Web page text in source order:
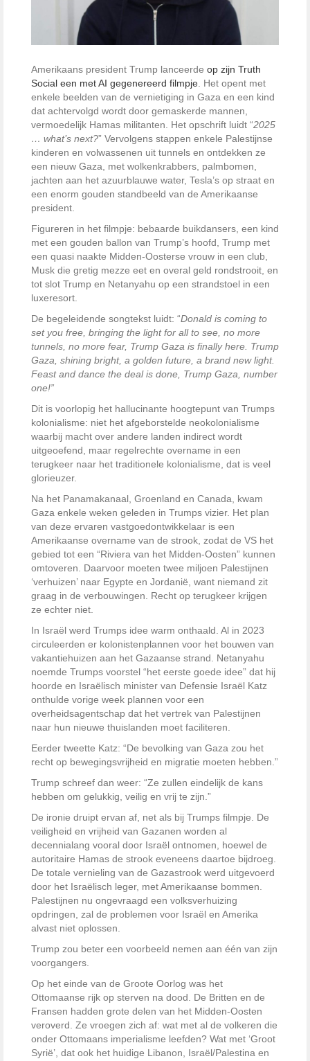
Amerikaans president Trump lanceerde op zijn Truth
Social een met AI gegenereerd filmpje . Het opent met
enkele beelden van de vernietiging in Gaza en een kind
dat achtervolgd wordt door gemaskerde mannen,
vermoedelijk Hamas militanten. Het opschrift luidt “2025
… what’s next?” Vervolgens stappen enkele Palestijnse
kinderen en volwassenen uit tunnels en ontdekken ze
een nieuw Gaza, met wolkenkrabbers, palmbomen,
jachten aan het azuurblauwe water, Tesla’s op straat en
een enorm gouden standbeeld van de Amerikaanse
president.
Figureren in het filmpje: bebaarde buikdansers, een kind
met een gouden ballon van Trump’s hoofd, Trump met
een quasi naakte Midden-Oosterse vrouw in een club,
Musk die gretig mezze eet en overal geld rondstrooit, en
tot slot Trump en Netanyahu op een strandstoel in een
luxeresort.
De begeleidende songtekst luidt: “Donald is coming to
set you free, bringing the light for all to see, no more
tunnels, no more fear, Trump Gaza is finally here. Trump
Gaza, shining bright, a golden future, a brand new light.
Feast and dance the deal is done, Trump Gaza, number
one!”
Dit is voorlopig het hallucinante hoogtepunt van Trumps
kolonialisme: niet het afgeborstelde neokolonialisme
waarbij macht over andere landen indirect wordt
uitgeoefend, maar regelrechte overname in een
terugkeer naar het traditionele kolonialisme, dat is veel
glorieuzer.
Na het Panamakanaal, Groenland en Canada, kwam
Gaza enkele weken geleden in Trumps vizier. Het plan
van deze ervaren vastgoedontwikkelaar is een
Amerikaanse overname van de strook, zodat de VS het
gebied tot een “Riviera van het Midden-Oosten” kunnen
omtoveren. Daarvoor moeten twee miljoen Palestijnen
‘verhuizen’ naar Egypte en Jordanië, want niemand zit
graag in de verbouwingen. Recht op terugkeer krijgen
ze echter niet.
In Israël werd Trumps idee warm onthaald. Al in 2023
circuleerden er kolonistenplannen voor het bouwen van
vakantiehuizen aan het Gazaanse strand. Netanyahu
noemde Trumps voorstel “het eerste goede idee” dat hij
hoorde en Israëlisch minister van Defensie Israël Katz
onthulde vorige week plannen voor een
overheidsagentschap dat het vertrek van Palestijnen
naar hun nieuwe thuislanden moet faciliteren.
Eerder tweette Katz: “De bevolking van Gaza zou het
recht op bewegingsvrijheid en migratie moeten hebben.”
Trump schreef dan weer: “Ze zullen eindelijk de kans
hebben om gelukkig, veilig en vrij te zijn.”
De ironie druipt ervan af, net als bij Trumps filmpje. De
veiligheid en vrijheid van Gazanen worden al
decennialang vooral door Israël ontnomen, hoewel de
autoritaire Hamas de strook eveneens daartoe bijdroeg.
De totale vernieling van de Gazastrook werd uitgevoerd
door het Israëlisch leger, met Amerikaanse bommen.
Palestijnen nu ongevraagd een volksverhuizing
opdringen, zal de problemen voor Israël en Amerika
alvast niet oplossen.
Trump zou beter een voorbeeld nemen aan één van zijn
voorgangers.
Op het einde van de Groote Oorlog was het
Ottomaanse rijk op sterven na dood. De Britten en de
Fransen hadden grote delen van het Midden-Oosten
veroverd. Ze vroegen zich af: wat met al de volkeren die
onder Ottomaans imperialisme leefden? Wat met ‘Groot
Syrië’, dat ook het huidige Libanon, Israël/Palestina en